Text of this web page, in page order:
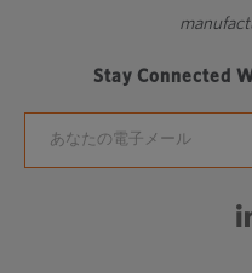
Stay Connected